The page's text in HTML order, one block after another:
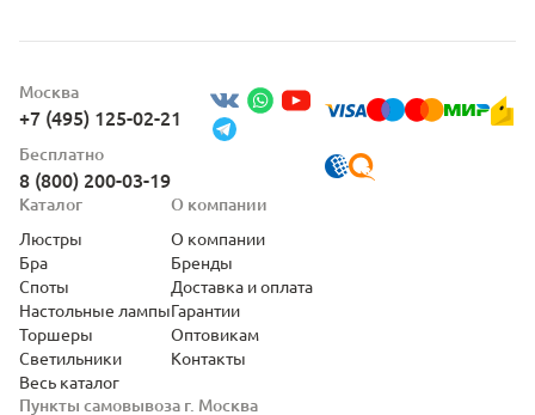
Москва
+7 (495) 125-02-21
Бесплатно
8 (800) 200-03-19
Пункты самовывоза г. Москва
Каталог
Люстры
Бра
Споты
Настольные лампы
Торшеры
Светильники
Весь каталог
О компании
О компании
Бренды
Доставка и оплата
Гарантии
Оптовикам
Контакты